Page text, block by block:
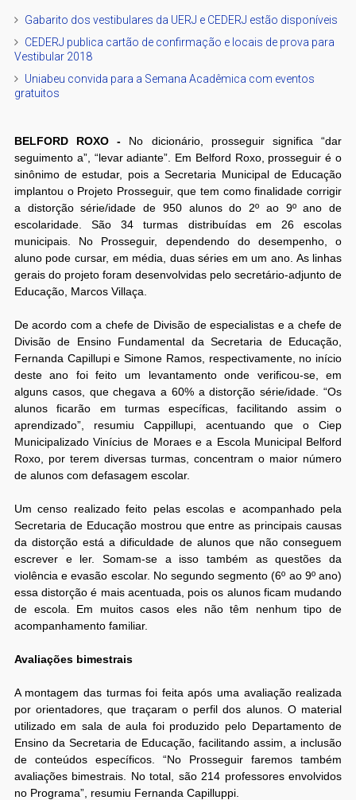
Gabarito dos vestibulares da UERJ e CEDERJ estão disponíveis
CEDERJ publica cartão de confirmação e locais de prova para
Vestibular 2018
Uniabeu convida para a Semana Acadêmica com eventos
gratuitos
BELFORD ROXO - No dicionário, prosseguir significa “dar
seguimento a”, “levar adiante”. Em Belford Roxo, prosseguir é o
sinônimo de estudar, pois a Secretaria Municipal de Educação
implantou o Projeto Prosseguir, que tem como finalidade corrigir
a distorção série/idade de 950 alunos do 2º ao 9º ano de
escolaridade. São 34 turmas distribuídas em 26 escolas
municipais. No Prosseguir, dependendo do desempenho, o
aluno pode cursar, em média, duas séries em um ano. As linhas
gerais do projeto foram desenvolvidas pelo secretário-adjunto de
Educação, Marcos Villaça.
De acordo com a chefe de Divisão de especialistas e a chefe de
Divisão de Ensino Fundamental da Secretaria de Educação,
Fernanda Capillupi e Simone Ramos, respectivamente, no início
deste ano foi feito um levantamento onde verificou-se, em
alguns casos, que chegava a 60% a distorção série/idade. “Os
alunos ficarão em turmas específicas, facilitando assim o
aprendizado”, resumiu Cappillupi, acentuando que o Ciep
Municipalizado Vinícius de Moraes e a Escola Municipal Belford
Roxo, por terem diversas turmas, concentram o maior número
de alunos com defasagem escolar.
Um censo realizado feito pelas escolas e acompanhado pela
Secretaria de Educação mostrou que entre as principais causas
da distorção está a dificuldade de alunos que não conseguem
escrever e ler. Somam-se a isso também as questões da
violência e evasão escolar. No segundo segmento (6º ao 9º ano)
essa distorção é mais acentuada, pois os alunos ficam mudando
de escola. Em muitos casos eles não têm nenhum tipo de
acompanhamento familiar.
Avaliações bimestrais
A montagem das turmas foi feita após uma avaliação realizada
por orientadores, que traçaram o perfil dos alunos. O material
utilizado em sala de aula foi produzido pelo Departamento de
Ensino da Secretaria de Educação, facilitando assim, a inclusão
de conteúdos específicos. “No Prosseguir faremos também
avaliações bimestrais. No total, são 214 professores envolvidos
no Programa”, resumiu Fernanda Capilluppi.